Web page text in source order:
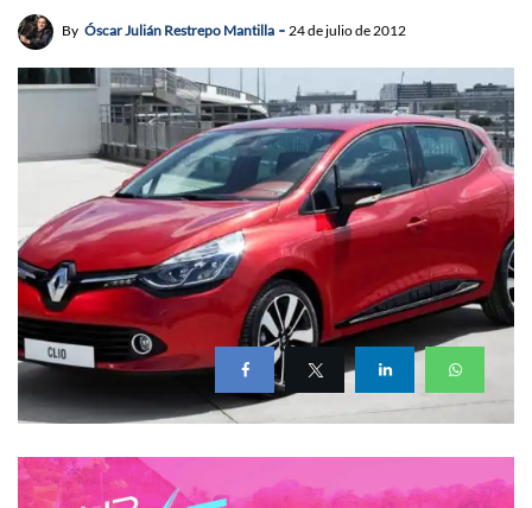
By Óscar Julián Restrepo Mantilla 24 de julio de 2012